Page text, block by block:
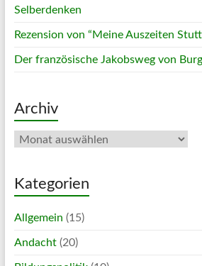
Selberdenken
Rezension von “Meine Auszeiten
Der französische Jakobsweg von
Archiv
Archiv
Kategorien
Allgemein (15)
Andacht(20)